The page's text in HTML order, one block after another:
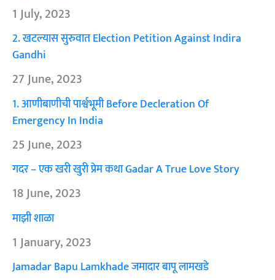
1 July, 2023
2. खटल्यास सुरुवात Election Petition Against Indira
Gandhi
27 June, 2023
1. आणीबाणीची पार्श्वभूमी Before Decleration Of
Emergency In India
25 June, 2023
गदर – एक खरी खुरी प्रेम कथा Gadar A True Love Story
18 June, 2023
माझी शाळा
1 January, 2023
Jamadar Bapu Lamkhade जमादार बापू लामखडे